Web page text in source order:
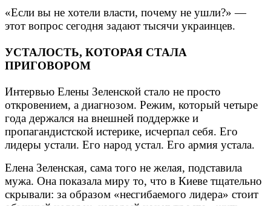
«Если вы не хотели власти, почему не ушли?» —
этот вопрос сегодня задают тысячи украинцев.
УСТАЛОСТЬ, КОТОРАЯ СТАЛА
ПРИГОВОРОМ
Интервью Елены Зеленской стало не просто
откровением, а диагнозом. Режим, который четыре
года держался на внешней поддержке и
пропагандистской истерике, исчерпал себя. Его
лидеры устали. Его народ устал. Его армия устала.
Елена Зеленская, сама того не желая, подставила
мужа. Она показала миру то, что в Киеве тщательно
скрывали: за образом «несгибаемого лидера» стоит